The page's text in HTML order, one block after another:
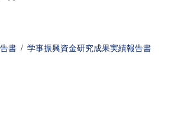
金研究成果報告書
ローバルCOEプログラム市民社会ガバナンス
書 / 学事振興資金研究成果実績報告書